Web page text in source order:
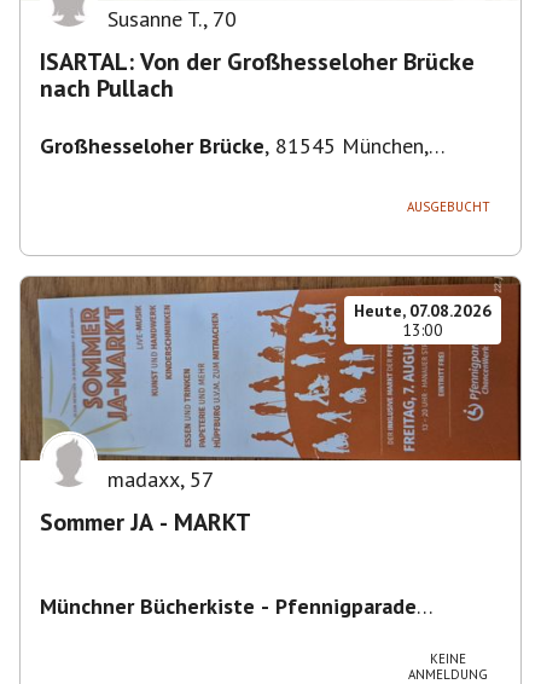
Susanne T., 70
ISARTAL: Von der Großhesseloher Brücke
nach Pullach
Großhesseloher Brücke, 81545 München,
AUSGEBUCHT
Heute, 07.08.2026
13:00
madaxx, 57
Sommer JA - MARKT
Münchner Bücherkiste - Pfennigparade
KEINE
ANMELDUNG